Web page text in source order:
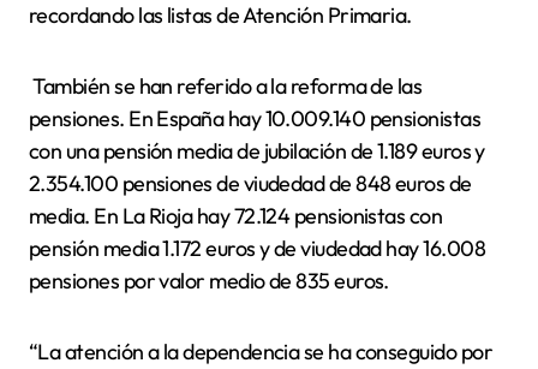
recordando las listas de Atención Primaria.
También se han referido a la reforma de las
pensiones. En España hay 10.009.140 pensionistas
con una pensión media de jubilación de 1.189 euros y
2.354.100 pensiones de viudedad de 848 euros de
media. En La Rioja hay 72.124 pensionistas con
pensión media 1.172 euros y de viudedad hay 16.008
pensiones por valor medio de 835 euros.
“La atención a la dependencia se ha conseguido por